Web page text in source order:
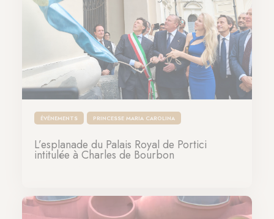
ÉVÉNEMENTS PRINCESSE MARIA CAROLINA
L’esplanade du Palais Royal de Portici
intitulée à Charles de Bourbon